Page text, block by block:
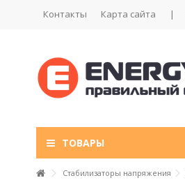
Контакты Карта сайта |
ТОВАРЫ
Стабилизаторы напряжения